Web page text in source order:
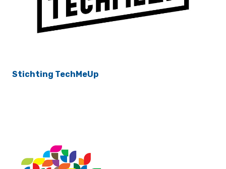
Stichting TechMeUp